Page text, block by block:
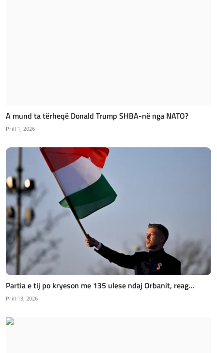
A mund ta tërheqë Donald Trump SHBA-në nga NATO?
Prill 1, 2026
Partia e tij po kryeson me 135 ulese ndaj Orbanit, reag...
Prill 13, 2026